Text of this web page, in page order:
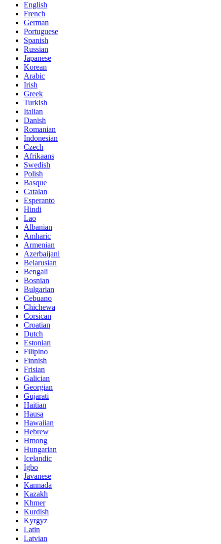
English
French
German
Portuguese
Spanish
Russian
Japanese
Korean
Arabic
Irish
Greek
Turkish
Italian
Danish
Romanian
Indonesian
Czech
Afrikaans
Swedish
Polish
Basque
Catalan
Esperanto
Hindi
Lao
Albanian
Amharic
Armenian
Azerbaijani
Belarusian
Bengali
Bosnian
Bulgarian
Cebuano
Chichewa
Corsican
Croatian
Dutch
Estonian
Filipino
Finnish
Frisian
Galician
Georgian
Gujarati
Haitian
Hausa
Hawaiian
Hebrew
Hmong
Hungarian
Icelandic
Igbo
Javanese
Kannada
Kazakh
Khmer
Kurdish
Kyrgyz
Latin
Latvian